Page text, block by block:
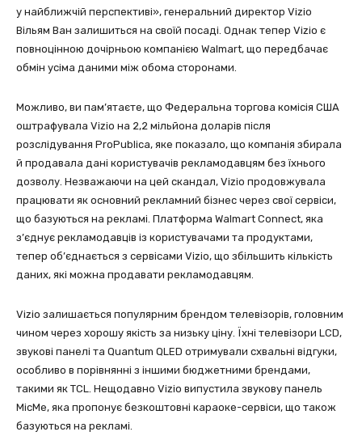
у найближчій перспективі», генеральний директор Vizio
Вільям Ван залишиться на своїй посаді. Однак тепер Vizio є
повноцінною дочірньою компанією Walmart, що передбачає
обмін усіма даними між обома сторонами.
Можливо, ви пам’ятаєте, що Федеральна торгова комісія США
оштрафувала Vizio на 2,2 мільйона доларів після
розслідування ProPublica, яке показало, що компанія збирала
й продавала дані користувачів рекламодавцям без їхнього
дозволу. Незважаючи на цей скандал, Vizio продовжувала
працювати як основний рекламний бізнес через свої сервіси,
що базуються на рекламі. Платформа Walmart Connect, яка
з’єднує рекламодавців із користувачами та продуктами,
тепер об’єднається з сервісами Vizio, що збільшить кількість
даних, які можна продавати рекламодавцям.
Vizio залишається популярним брендом телевізорів, головним
чином через хорошу якість за низьку ціну. Їхні телевізори LCD,
звукові панелі та Quantum QLED отримували схвальні відгуки,
особливо в порівнянні з іншими бюджетними брендами,
такими як TCL. Нещодавно Vizio випустила звукову панель
MicMe, яка пропонує безкоштовні караоке-сервіси, що також
базуються на рекламі.